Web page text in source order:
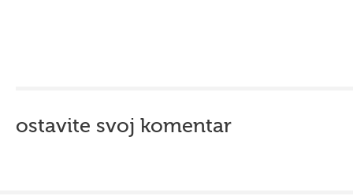
ostavite svoj komentar